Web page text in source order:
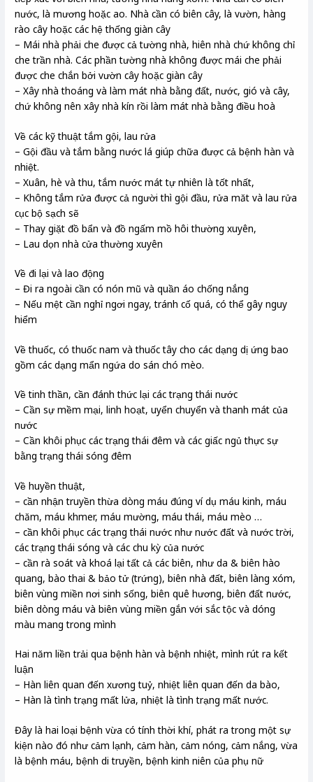
nước, là mương hoặc ao. Nhà cần có biên cây, là vườn, hàng
rào cây hoặc các hệ thống giàn cây
– Mái nhà phải che được cả tường nhà, hiên nhà chứ không chỉ
che trần nhà. Các phần tường nhà không được mái che phải
được che chắn bởi vườn cây hoặc giàn cây
– Xây nhà thoáng và làm mát nhà bằng đất, nước, gió và cây,
chứ không nên xây nhà kín rồi làm mát nhà bằng điều hoà
Về các kỹ thuật tắm gội, lau rửa
– Gội đầu và tắm bằng nước lá giúp chữa được cả bệnh hàn và
nhiệt.
– Xuân, hè và thu, tắm nước mát tự nhiên là tốt nhất,
– Không tắm rửa được cả người thì gội đầu, rửa măt và lau rửa
cục bộ sạch sẽ
– Thay giặt đồ bẩn và đồ ngấm mồ hôi thường xuyên,
– Lau dọn nhà cửa thường xuyên
Về đi lại và lao động
– Đi ra ngoài cần có nón mũ và quần áo chống nắng
– Nếu mệt cần nghỉ ngơi ngay, tránh cố quá, có thể gây nguy
hiểm
Về thuốc, có thuốc nam và thuốc tây cho các dạng dị ứng bao
gồm các dạng mẩn ngứa do sán chó mèo.
Về tinh thần, cần đánh thức lại các trạng thái nước
– Cần sự mềm mại, linh hoạt, uyển chuyển và thanh mát của
nước
– Cần khôi phục các trạng thái đêm và các giấc ngủ thực sự
bằng trạng thái sóng đêm
Về huyền thuật,
– cần nhận truyền thừa dòng máu đúng ví dụ máu kinh, máu
chăm, máu khmer, máu mường, máu thái, máu mèo …
– cần khôi phục các trạng thái nước như nước đất và nước trời,
các trạng thái sóng và các chu kỳ của nước
– cần rà soát và khoá lại tất cả các biên, như da & biên hào
quang, bào thai & bảo tử (trứng), biên nhà đất, biên làng xóm,
biên vùng miền nơi sinh sống, biên quê hương, biên đất nước,
biên dòng máu và biên vùng miền gắn với sắc tộc và dóng
màu mang trong mình
Hai năm liền trải qua bệnh hàn và bệnh nhiệt, mình rút ra kết
luận
– Hàn liên quan đến xương tuỷ, nhiệt liên quan đến da bào,
– Hàn là tình trạng mất lửa, nhiệt là tình trạng mất nước.
Đây là hai loại bệnh vừa có tính thời khí, phát ra trong một sự
kiện nào đó như cảm lạnh, cảm hàn, cảm nóng, cảm nắng, vừa
là bệnh máu, bệnh di truyền, bệnh kinh niên của phụ nữ